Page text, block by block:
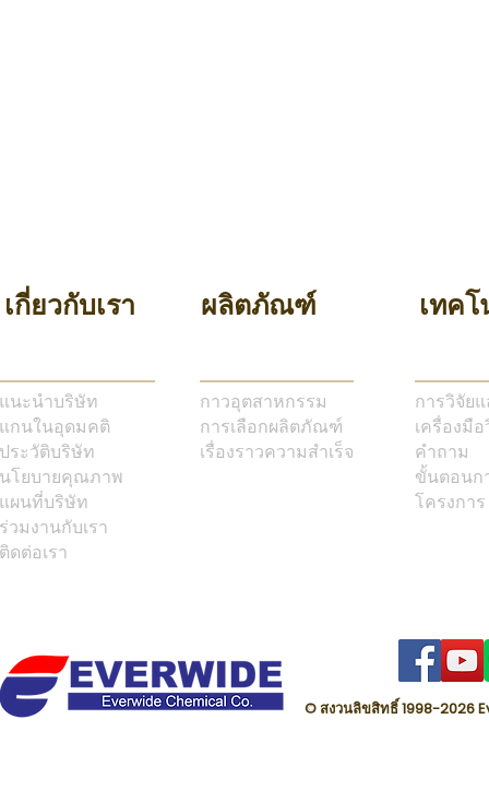
เกี่ยวกับเรา ผลิตภัณฑ์ เทค
แนะนำบริษัท
แกนในอุดมคติ
ประวัติบริษัท
นโยบายคุณภาพ
แผนที่บริษัท
ร่วมงานกับเรา
ติดต่อเรา
กาวอุตสาหกรรม
การเลือกผลิตภัณฑ์
เรื่องราวความสำเร็จ
การวิจัย
เครื่องมื
คำถาม
ขั้นตอนก
โครงการ
© สงวนลิขสิทธิ์ 1998-2026